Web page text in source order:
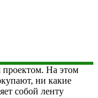
проектом. На этом
ни какие
собой ленту